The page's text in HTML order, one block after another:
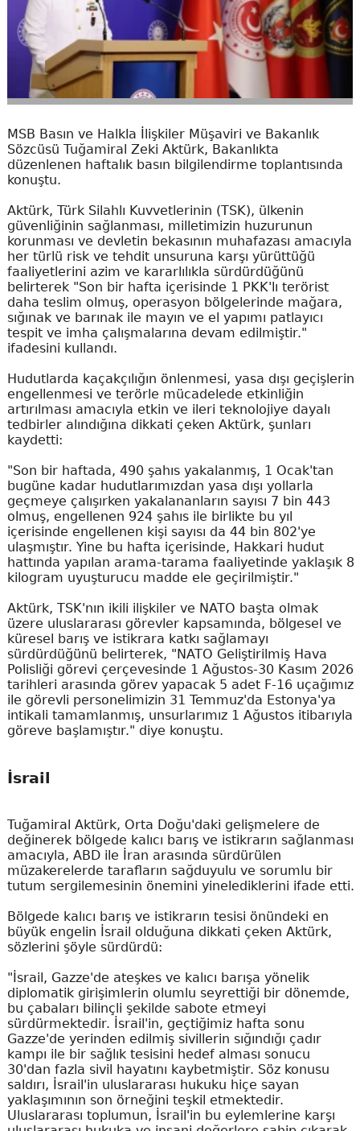
MSB Basın ve Halkla İlişkiler Müşaviri ve Bakanlık
Sözcüsü Tuğamiral Zeki Aktürk, Bakanlıkta
düzenlenen haftalık basın bilgilendirme toplantısında
konuştu.
Aktürk, Türk Silahlı Kuvvetlerinin (TSK), ülkenin
güvenliğinin sağlanması, milletimizin huzurunun
korunması ve devletin bekasının muhafazası amacıyla
her türlü risk ve tehdit unsuruna karşı yürüttüğü
faaliyetlerini azim ve kararlılıkla sürdürdüğünü
belirterek "Son bir hafta içerisinde 1 PKK'lı terörist
daha teslim olmuş, operasyon bölgelerinde mağara,
sığınak ve barınak ile mayın ve el yapımı patlayıcı
tespit ve imha çalışmalarına devam edilmiştir."
ifadesini kullandı.
Hudutlarda kaçakçılığın önlenmesi, yasa dışı geçişlerin
engellenmesi ve terörle mücadelede etkinliğin
artırılması amacıyla etkin ve ileri teknolojiye dayalı
tedbirler alındığına dikkati çeken Aktürk, şunları
kaydetti:
"Son bir haftada, 490 şahıs yakalanmış, 1 Ocak'tan
bugüne kadar hudutlarımızdan yasa dışı yollarla
geçmeye çalışırken yakalananların sayısı 7 bin 443
olmuş, engellenen 924 şahıs ile birlikte bu yıl
içerisinde engellenen kişi sayısı da 44 bin 802'ye
ulaşmıştır. Yine bu hafta içerisinde, Hakkari hudut
hattında yapılan arama-tarama faaliyetinde yaklaşık 8
kilogram uyuşturucu madde ele geçirilmiştir."
Aktürk, TSK'nın ikili ilişkiler ve NATO başta olmak
üzere uluslararası görevler kapsamında, bölgesel ve
küresel barış ve istikrara katkı sağlamayı
sürdürdüğünü belirterek, "NATO Geliştirilmiş Hava
Polisliği görevi çerçevesinde 1 Ağustos-30 Kasım 2026
tarihleri arasında görev yapacak 5 adet F-16 uçağımız
ile görevli personelimizin 31 Temmuz'da Estonya'ya
intikali tamamlanmış, unsurlarımız 1 Ağustos itibarıyla
göreve başlamıştır." diye konuştu.
İsrail
Tuğamiral Aktürk, Orta Doğu'daki gelişmelere de
değinerek bölgede kalıcı barış ve istikrarın sağlanması
amacıyla, ABD ile İran arasında sürdürülen
müzakerelerde tarafların sağduyulu ve sorumlu bir
tutum sergilemesinin önemini yinelediklerini ifade etti.
Bölgede kalıcı barış ve istikrarın tesisi önündeki en
büyük engelin İsrail olduğuna dikkati çeken Aktürk,
sözlerini şöyle sürdürdü:
"İsrail, Gazze'de ateşkes ve kalıcı barışa yönelik
diplomatik girişimlerin olumlu seyrettiği bir dönemde,
bu çabaları bilinçli şekilde sabote etmeyi
sürdürmektedir. İsrail'in, geçtiğimiz hafta sonu
Gazze'de yerinden edilmiş sivillerin sığındığı çadır
kampı ile bir sağlık tesisini hedef alması sonucu
30'dan fazla sivil hayatını kaybetmiştir. Söz konusu
saldırı, İsrail'in uluslararası hukuku hiçe sayan
yaklaşımının son örneğini teşkil etmektedir.
Uluslararası toplumun, İsrail'in bu eylemlerine karşı